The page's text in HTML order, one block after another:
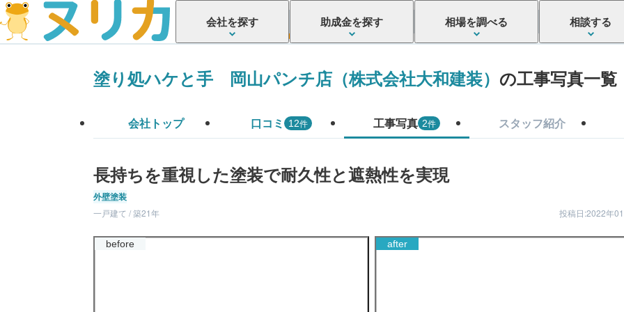
会社を探す 助成金を探す 相場を調べる 相談する
塗り処ハケと手 岡山パンチ店（株式会社大和建装） の工事写真一覧
会社トップ 口コミ 12件 工事写真 2件 スタッフ紹介
長持ちを重視した塗装で耐久性と遮熱性を実現
外壁塗装
一戸建て / 築21年 投稿日:2022年
before after